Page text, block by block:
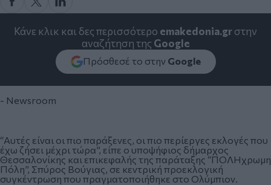
Κάνε κλικ και δες περισσότερο emakedonia.grστην
αναζήτηση της Google
Πρόσθεσέ το στην Google
- Newsroom
“Αυτές είναι οι πιο παράξενες, οι πιο περίεργες εκλογές που
έχω ζήσει μέχρι τώρα”, είπε ο υποψήφιος δήμαρχος
Θεσσαλονίκης και επικεφαλής της παράταξης “ΠΟΛΗχρωμη
Πόλη”, Σπύρος Βούγιας, σε κεντρική προεκλογική
συγκέντρωση που πραγματοποιήθηκε στο Ολύμπιον.